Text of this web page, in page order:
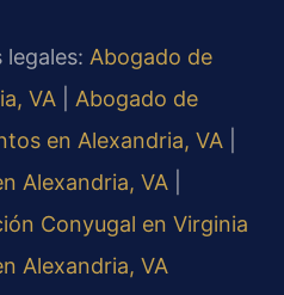
Abogado de
VA
Abogado de
en Alexandria, VA
Alexandria, VA
Conyugal en Virginia
Alexandria, VA